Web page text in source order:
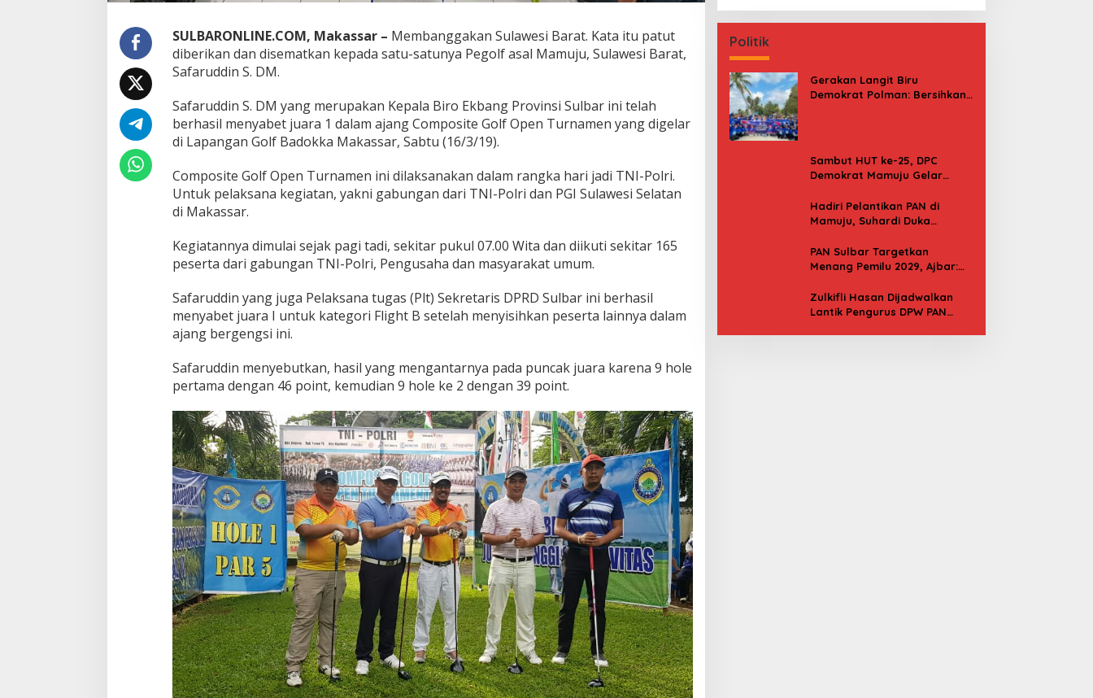
SULBARONLINE.COM, Makassar – Membanggakan Sulawesi Barat. Kata itu patut
diberikan dan disematkan kepada satu-satunya Pegolf asal Mamuju, Sulawesi Barat,
Safaruddin S. DM.
Safaruddin S. DM yang merupakan Kepala Biro Ekbang Provinsi Sulbar ini telah
berhasil menyabet juara 1 dalam ajang Composite Golf Open Turnamen yang digelar
di Lapangan Golf Badokka Makassar, Sabtu (16/3/19).
Composite Golf Open Turnamen ini dilaksanakan dalam rangka hari jadi TNI-Polri.
Untuk pelaksana kegiatan, yakni gabungan dari TNI-Polri dan PGI Sulawesi Selatan
di Makassar.
Kegiatannya dimulai sejak pagi tadi, sekitar pukul 07.00 Wita dan diikuti sekitar 165
peserta dari gabungan TNI-Polri, Pengusaha dan masyarakat umum.
Safaruddin yang juga Pelaksana tugas (Plt) Sekretaris DPRD Sulbar ini berhasil
menyabet juara I untuk kategori Flight B setelah menyisihkan peserta lainnya dalam
ajang bergengsi ini.
Safaruddin menyebutkan, hasil yang mengantarnya pada puncak juara karena 9 hole
pertama dengan 46 point, kemudian 9 hole ke 2 dengan 39 point.
Politik
Gerakan Langit Biru
Demokrat Polman: Bersihkan
Sambut HUT ke-25, DPC
Demokrat Mamuju Gelar
Indonesia Asri
Hadiri Pelantikan PAN di
Mamuju, Suhardi Duka
Bupati
PAN Sulbar Targetkan
Menang Pemilu 2029, Ajbar:
Besok
Zulkifli Hasan Dijadwalkan
Lantik Pengurus DPW PAN